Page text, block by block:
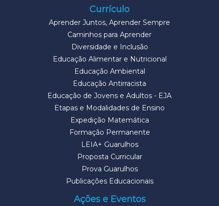
Currículo
Aprender Juntos, Aprender Sempre
Caminhos para Aprender
Diversidade e Inclusão
Educação Alimentar e Nutricional
Educação Ambiental
Educação Antirracista
Educação de Jovens e Adultos - EJA
Etapas e Modalidades de Ensino
Expedição Matemática
Formação Permanente
LEIA+ Guarulhos
Proposta Curricular
Prova Guarulhos
Publicações Educacionais
Ações e Eventos